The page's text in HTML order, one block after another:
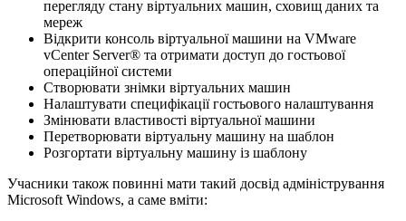
перегляду стану віртуальних машин, сховищ даних та
мереж
Відкрити консоль віртуальної машини на VMware
vCenter Server® та отримати доступ до гостьової
операційної системи
Створювати знімки віртуальних машин
Налаштувати специфікації гостьового налаштування
Змінювати властивості віртуальної машини
Перетворювати віртуальну машину на шаблон
Розгортати віртуальну машину із шаблону
Учасники також повинні мати такий досвід адміністрування
Microsoft Windows, а саме вміти: